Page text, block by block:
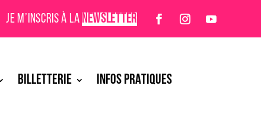
JE M’INSCRIS À LANEWSLETTER
BILLETTERIE INFOS PRATIQUES